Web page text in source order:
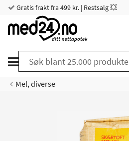
Gratis frakt fra 499 kr. | Restsalg 💥
Mel, diverse